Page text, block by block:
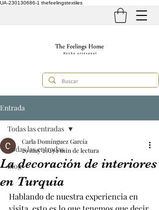
UA-230130686-1 thefeelingstextiles
Entrada
Todas las entradas
Blog
Todas las entradas
La decoración de interiores
en Turquia
Carla Domínguez García
29 may 20232 min de lectura
Hablando de nuestra experiencia en